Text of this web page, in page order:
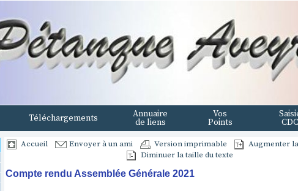
Téléchargements Annuaire
de liens
Vos
Points CDC
Accueil Envoyer à un ami Version imprimable
Augmenter
Diminuer la taille du texte
Compte rendu Assemblée Générale 2021